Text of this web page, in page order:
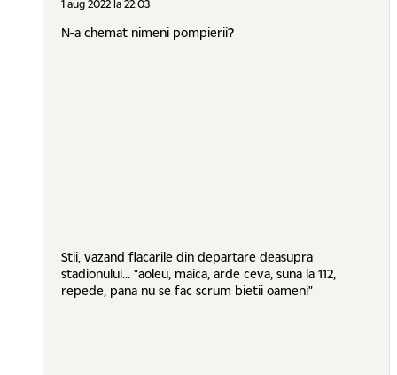
1 aug 2022 la 22:03
N-a chemat nimeni pompierii?
Stii, vazand flacarile din departare deasupra
stadionului... "aoleu, maica, arde ceva, suna la 112,
repede, pana nu se fac scrum bietii oameni"